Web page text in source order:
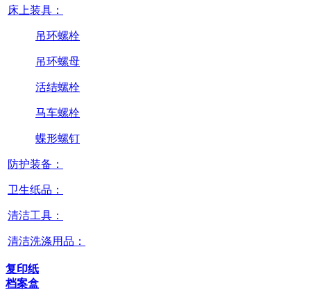
床上装具：
吊环螺栓
吊环螺母
活结螺栓
马车螺栓
蝶形螺钉
防护装备：
卫生纸品：
清洁工具：
清洁洗涤用品：
复印纸
档案盒